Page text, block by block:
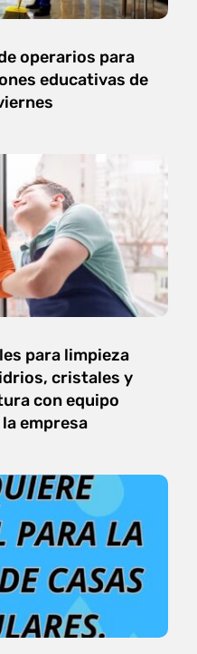
operarios para
educativas de
para limpieza
cristales y
con equipo
empresa